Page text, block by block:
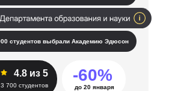
студентов выбрали Академию Эдюсон
4.8 из 5
700 студентов
-60%
до 20 января